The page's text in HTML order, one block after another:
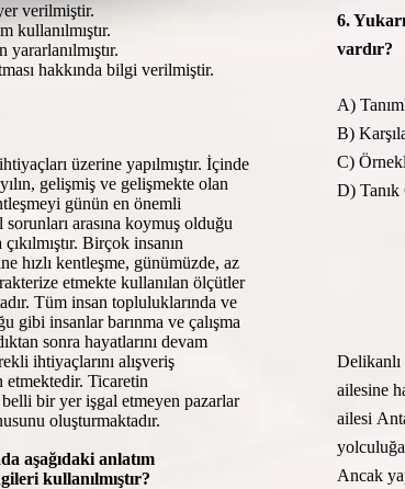
verilmiştir.
kullanılmıştır.
hakkında bilgi verilmiştir.
üzerine yapılmıştır. İçinde
gelişmiş ve gelişmekte olan
günün en önemli
arasına koymuş olduğu
Birçok insanın
hızlı kentleşme, günümüzde, az
etmekte kullanılan ölçütler
Tüm insan topluluklarında ve
gibi insanlar barınma ve çalışma
sonra hayatlarını devam
ihtiyaçlarını alışveriş
etmektedir. Ticaretin
bir yer işgal etmeyen pazarlar
oluşturmaktadır.
aşağıdaki anlatım
kullanılmıştır?
6.
vardır?
A)
B)
C)
D) Tanık
ailesine
ailesi
Ancak